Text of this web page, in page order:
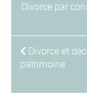
Divorce par
DE
Divorce et
patrimoine